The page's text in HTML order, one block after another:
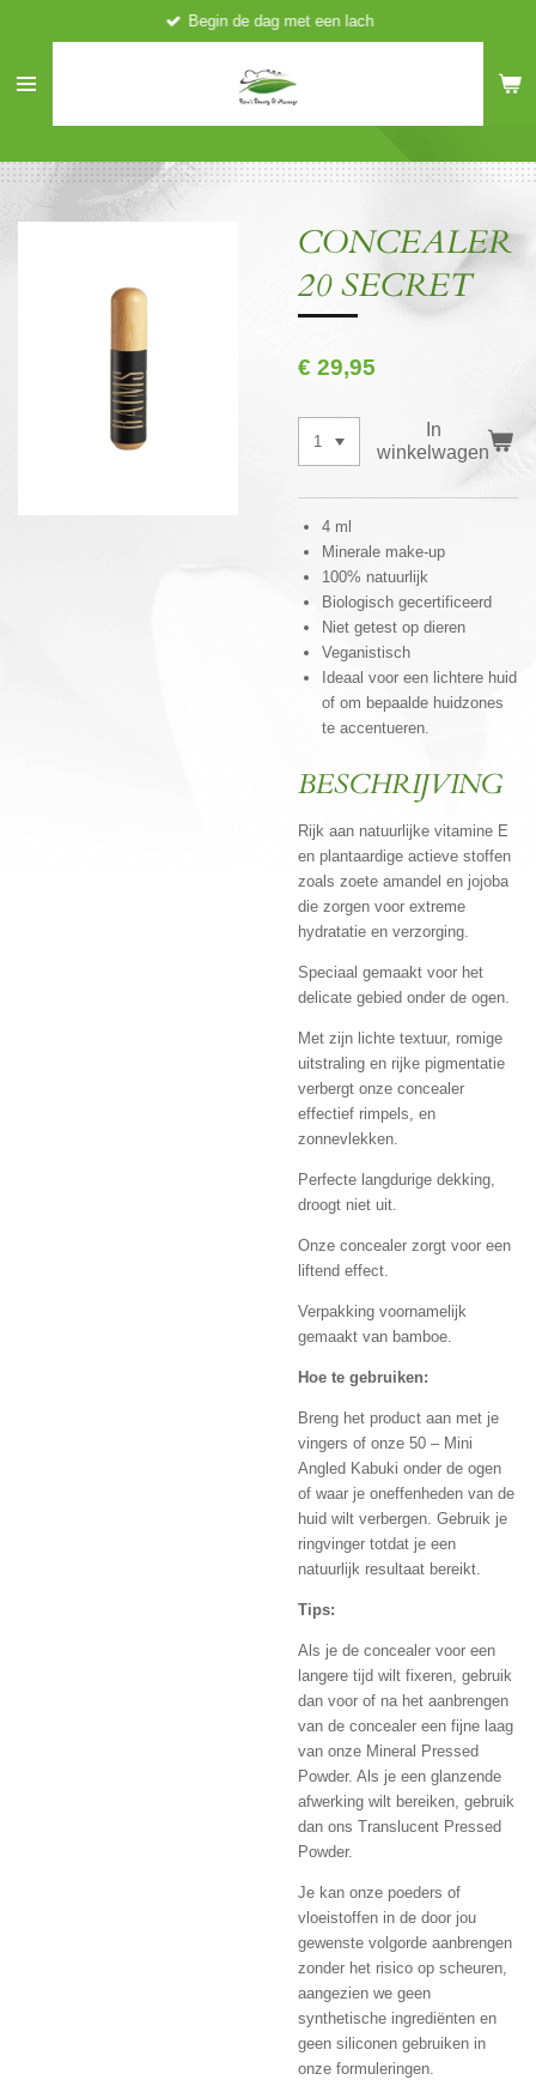
naar
hoofdinhoud
Begin de dag met een lach
CONCEALER
20 SECRET
€ 29,95
In
winkelwagen
4 ml
Minerale make-up
100% natuurlijk
Biologisch gecertificeerd
Niet getest op dieren
Veganistisch
Ideaal voor een lichtere huid
of om bepaalde huidzones
te accentueren.
BESCHRIJVING
Rijk aan natuurlijke vitamine E
en plantaardige actieve stoffen
zoals zoete amandel en jojoba
die zorgen voor extreme
hydratatie en verzorging.
Speciaal gemaakt voor het
delicate gebied onder de ogen.
Met zijn lichte textuur, romige
uitstraling en rijke pigmentatie
verbergt onze concealer
effectief rimpels, en
zonnevlekken.
Perfecte langdurige dekking,
droogt niet uit.
Onze concealer zorgt voor een
liftend effect.
Verpakking voornamelijk
gemaakt van bamboe.
Hoe te gebruiken:
Breng het product aan met je
vingers of onze 50 – Mini
Angled Kabuki onder de ogen
of waar je oneffenheden van de
huid wilt verbergen. Gebruik je
ringvinger totdat je een
natuurlijk resultaat bereikt.
Tips:
Als je de concealer voor een
langere tijd wilt fixeren, gebruik
dan voor of na het aanbrengen
van de concealer een fijne laag
van onze Mineral Pressed
Powder. Als je een glanzende
afwerking wilt bereiken, gebruik
dan ons Translucent Pressed
Powder.
Je kan onze poeders of
vloeistoffen in de door jou
gewenste volgorde aanbrengen
zonder het risico op scheuren,
aangezien we geen
synthetische ingrediënten en
geen siliconen gebruiken in
onze formuleringen.